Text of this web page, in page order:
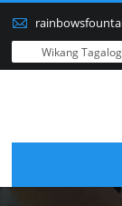

Wikang Tagalog